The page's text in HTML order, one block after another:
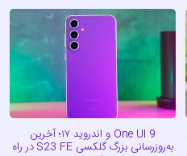
One UI 9 و اندروید ۱۷؛ آخرین
به‌روزرسانی بزرگ گلکسی S23 FE در راه